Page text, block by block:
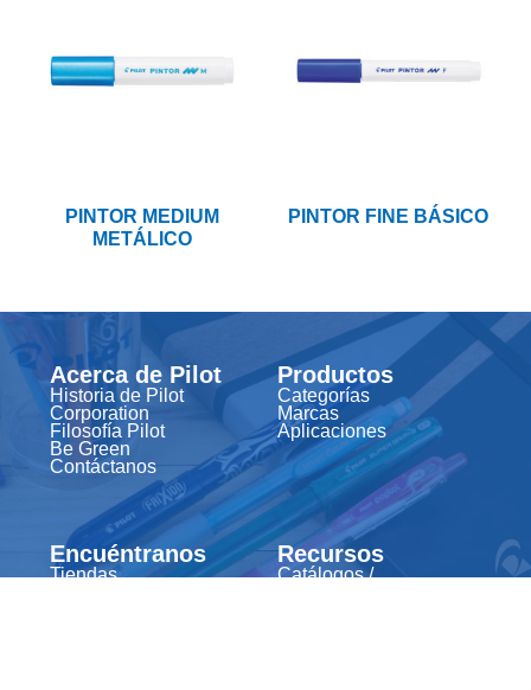
PINTOR MEDIUM
METÁLICO
PINTOR FINE BÁSICO
Acerca de Pilot
Historia de Pilot
Corporation
Filosofía Pilot
Be Green
Contáctanos
Productos
Categorías
Marcas
Aplicaciones
Encuéntranos
Tiendas
Recursos
Catálogos /